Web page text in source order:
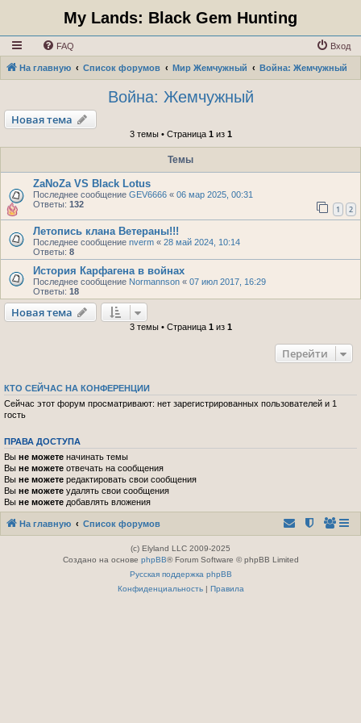
My Lands: Black Gem Hunting
FAQ Вход
На главную Список форумов Мир Жемчужный Война: Жемчужный
Война: Жемчужный
Новая тема
3 темы • Страница 1из 1
Темы
ZaNoZa VS Black Lotus
Последнее сообщение GEV6666 « 06 мар 2025, 00:31
Ответы: 132 1 2
Летопись клана Ветераны!!!
Последнее сообщение nverm « 28 май 2024, 10:14
Ответы: 8
История Карфагена в войнах
Последнее сообщение Normannson « 07 июл 2017, 16:29
Ответы: 18
Новая тема
3 темы • Страница 1из 1
Перейти
КТО СЕЙЧАС НА КОНФЕРЕНЦИИ
Сейчас этот форум просматривают: нет зарегистрированных пользователей и 1
гость
ПРАВА ДОСТУПА
Вы не можете начинать темы
Вы не можете отвечать на сообщения
Вы не можете редактировать свои сообщения
Вы не можете удалять свои сообщения
Вы не можете добавлять вложения
На главную Список форумов
(c) Elyland LLC 2009-2025
Создано на основе phpBB® Forum Software © phpBB Limited
Русская поддержка phpBB
Конфиденциальность| Правила